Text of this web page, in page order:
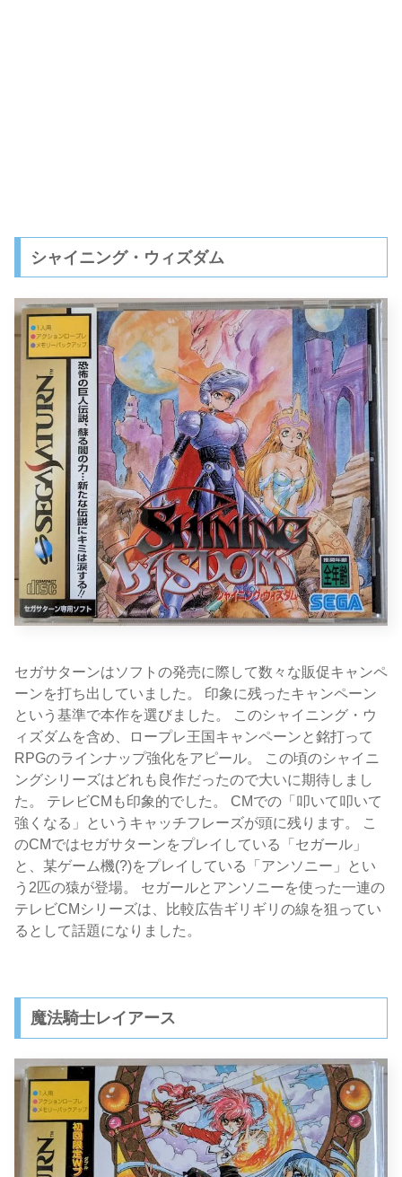
シャイニング・ウィズダム
セガサターンはソフトの発売に際して数々な販促キャンペ
ーンを打ち出していました。 印象に残ったキャンペーン
という基準で本作を選びました。 このシャイニング・ウ
ィズダムを含め、ロープレ王国キャンペーンと銘打って
RPGのラインナップ強化をアピール。 この頃のシャイニ
ングシリーズはどれも良作だったので大いに期待しまし
た。 テレビCMも印象的でした。 CMでの「叩いて叩いて
強くなる」というキャッチフレーズが頭に残ります。 こ
のCMではセガサターンをプレイしている「セガール」
と、某ゲーム機(?)をプレイしている「アンソニー」とい
う2匹の猿が登場。 セガールとアンソニーを使った一連の
テレビCMシリーズは、比較広告ギリギリの線を狙ってい
るとして話題になりました。
魔法騎士レイアース